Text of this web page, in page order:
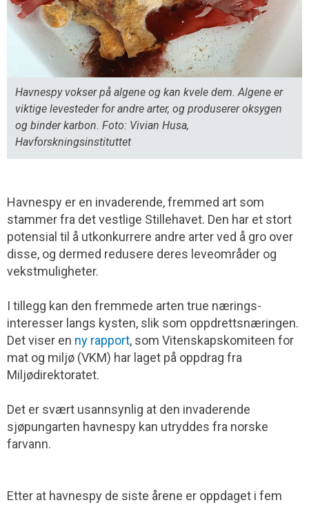
Havnespy vokser på algene og kan kvele dem. Algene er
viktige levesteder for andre arter, og produserer oksygen
og binder karbon. Foto: Vivian Husa,
Havforskningsinstituttet
Havnespy er en invaderende, fremmed art som
stammer fra det vestlige Stillehavet. Den har et stort
potensial til å utkonkurrere andre arter ved å gro over
disse, og dermed redusere deres leveområder og
vekstmuligheter.
I tillegg kan den fremmede arten true nærings­
interesser langs kysten, slik som oppdretts­næringen.
Det viser en ny rapport, som Vitenskapskomiteen for
mat og miljø (VKM) har laget på oppdrag fra
Miljødirektoratet.
Det er svært usannsynlig at den invaderende
sjøpungarten havnespy kan utryddes fra norske
farvann.
Etter at havnespy de siste årene er oppdaget i fem